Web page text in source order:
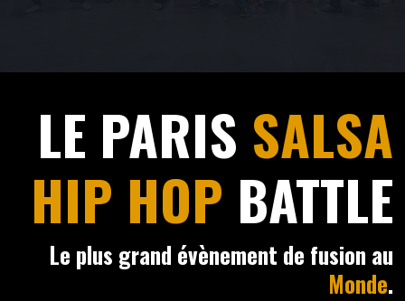
LE PARIS SALSA
HIP HOP BATTLE
Le plus grand évènement de fusion au
Monde.